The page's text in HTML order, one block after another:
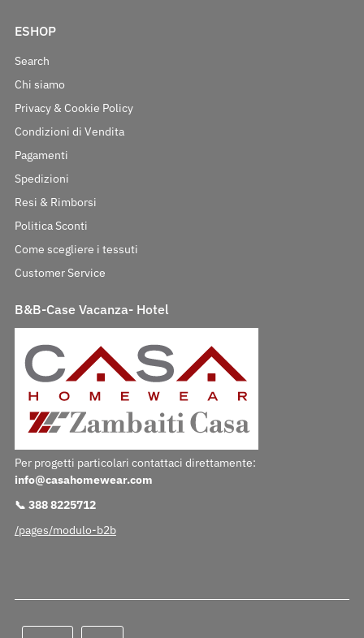
ESHOP
Search
Chi siamo
Privacy & Cookie Policy
Condizioni di Vendita
Pagamenti
Spedizioni
Resi & Rimborsi
Politica Sconti
Come scegliere i tessuti
Customer Service
B&B-Case Vacanza- Hotel
Per progetti particolari contattaci direttamente:
info@casahomewear.com
📞 388 8225712
/pages/modulo-b2b
Lingua Valuta